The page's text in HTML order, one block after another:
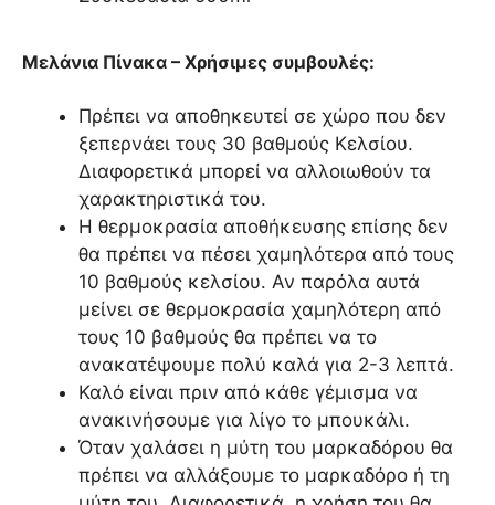
Μελάνια Πίνακα – Χρήσιμες συμβουλές:
Πρέπει να αποθηκευτεί σε χώρο που δεν
ξεπερνάει τους 30 βαθμούς Κελσίου.
Διαφορετικά μπορεί να αλλοιωθούν τα
χαρακτηριστικά του.
Η θερμοκρασία αποθήκευσης επίσης δεν
θα πρέπει να πέσει χαμηλότερα από τους
10 βαθμούς κελσίου. Αν παρόλα αυτά
μείνει σε θερμοκρασία χαμηλότερη από
τους 10 βαθμούς θα πρέπει να το
ανακατέψουμε πολύ καλά για 2-3 λεπτά.
Καλό είναι πριν από κάθε γέμισμα να
ανακινήσουμε για λίγο το μπουκάλι.
Όταν χαλάσει η μύτη του μαρκαδόρου θα
πρέπει να αλλάξουμε το μαρκαδόρο ή τη